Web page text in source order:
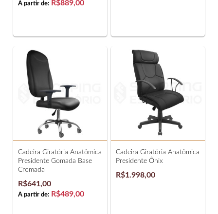
A partir de: R$889,00
Cadeira Giratória Anatômica
Presidente Gomada Base
Cromada
R$641,00
A partir de: R$489,00
Cadeira Giratória Anatômica
Presidente Ônix
R$1.998,00